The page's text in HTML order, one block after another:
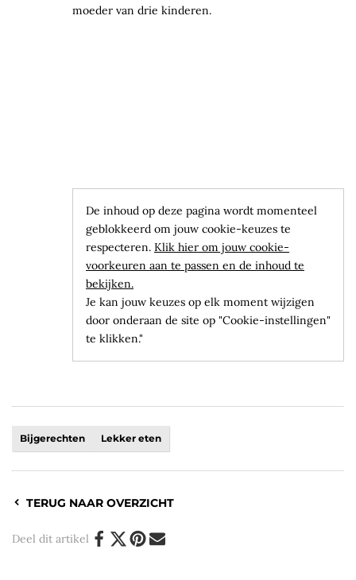
moeder van drie kinderen.
De inhoud op deze pagina wordt momenteel
geblokkeerd om jouw cookie-keuzes te
respecteren. Klik hier om jouw cookie-
voorkeuren aan te passen en de inhoud te
bekijken.
Je kan jouw keuzes op elk moment wijzigen
door onderaan de site op "Cookie-instellingen"
te klikken."
Bijgerechten Lekker eten
TERUG NAAR OVERZICHT
Deel dit artikel